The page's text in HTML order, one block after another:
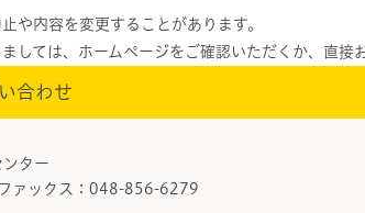
や内容を変更することがあります。
しては、ホームページをご確認いただくか、直接
合わせ
ンター
ァックス：048-856-6279